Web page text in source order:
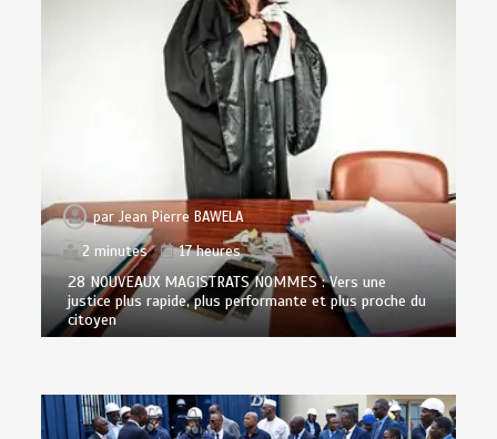
parJean Pierre BAWELA
2 minutes
17 heures
28 NOUVEAUX MAGISTRATS NOMMES : Vers une
justice plus rapide, plus performante et plus proche du
citoyen